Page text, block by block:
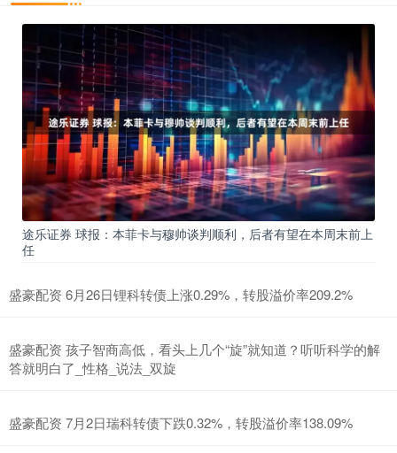
途乐证券 球报：本菲卡与穆帅谈判顺利，后者有望在本周末前上
任
盛豪配资 6月26日锂科转债上涨0.29%，转股溢价率209.2%
盛豪配资 孩子智商高低，看头上几个“旋”就知道？听听科学的解
答就明白了_性格_说法_双旋
盛豪配资 7月2日瑞科转债下跌0.32%，转股溢价率138.09%